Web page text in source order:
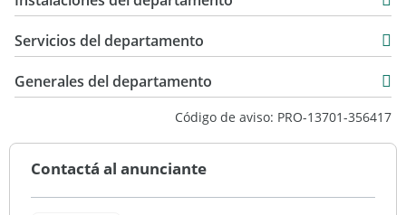
distribución, mobiliario, dimensiones, terminaciones o
condiciones reales de la unidad ofrecida en venta. El estado
real del inmueble será el que surja de la visita presencial,
documentación correspondiente y constatación directa por
parte del interesado.
49 m2
Servicios del departamento
Generales del departamento
Código de aviso: PRO-13701-356417
Contactá al anunciante